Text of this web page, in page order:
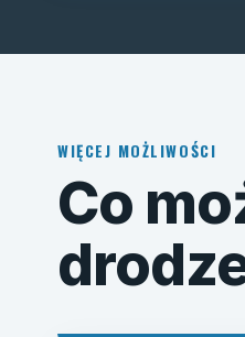
WIĘCEJ MOŻLIWOŚCI
Co